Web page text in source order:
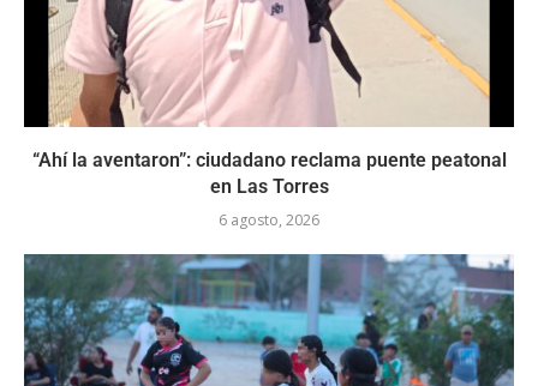
“Ahí la aventaron”: ciudadano reclama puente peatonal
en Las Torres
6 agosto, 2026